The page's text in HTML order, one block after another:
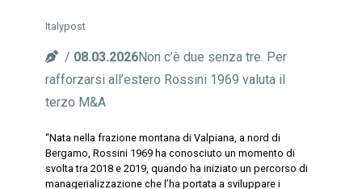
Italypost
08.03.2026Non c’è due senza tre. Per
rafforzarsi all’estero Rossini 1969 valuta il
terzo M&A
“Nata nella frazione montana di Valpiana, a nord di
Bergamo, Rossini 1969 ha conosciuto un momento di
svolta tra 2018 e 2019, quando ha iniziato un percorso di
managerializzazione che l’ha portata a sviluppare i